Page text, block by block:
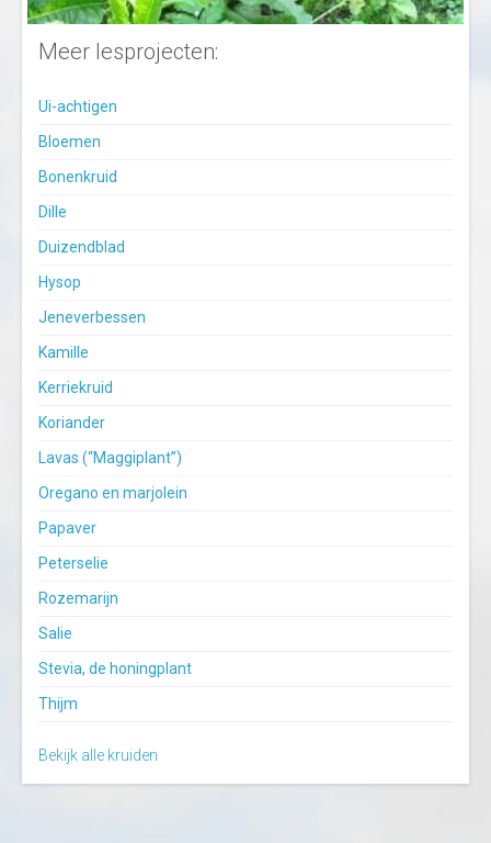
Meer lesprojecten:
Ui-achtigen
Bloemen
Bonenkruid
Dille
Duizendblad
Hysop
Jeneverbessen
Kamille
Kerriekruid
Koriander
Lavas (“Maggiplant”)
Oregano en marjolein
Papaver
Peterselie
Rozemarijn
Salie
Stevia, de honingplant
Thijm
Bekijk alle kruiden